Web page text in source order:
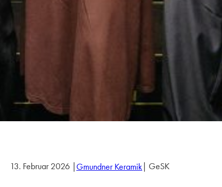
13. Februar 2026 |Gmundner Keramik| GeSK